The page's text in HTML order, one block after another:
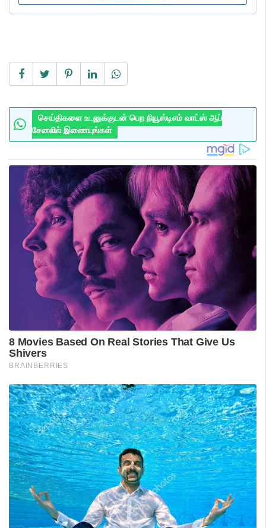
செய்திகளை உடனுக்குடன் பெற நியூஸ்டிஎம் வாட்ஸ் ஆப்
சேனலில் இணையுங்கள்